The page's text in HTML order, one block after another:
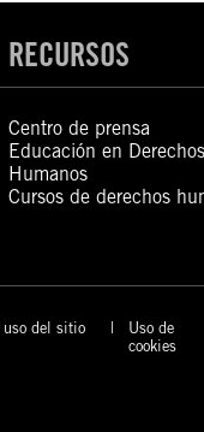
RECURSOS
Centro de prensa
Educación en Derechos
Humanos
Cursos de derechos
uso del sitio
Uso de
cookies